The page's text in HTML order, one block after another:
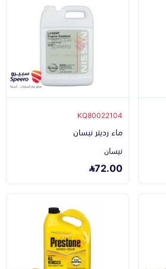
KQ80022104
ماء رديتر نيسان
نيسان
72.00